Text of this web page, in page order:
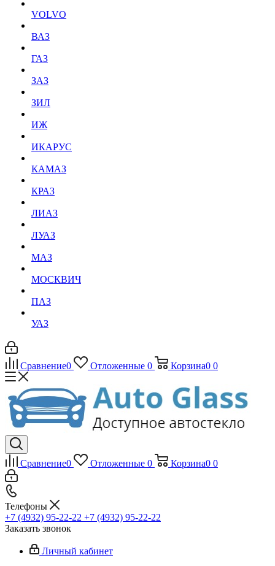
VOLVO
ВАЗ
ГАЗ
ЗАЗ
ЗИЛ
ИЖ
ИКАРУС
КАМАЗ
КРАЗ
ЛИАЗ
ЛУАЗ
МАЗ
МОСКВИЧ
ПАЗ
УАЗ
Сравнение0 Отложенные 0 Корзина0 0
Сравнение0 Отложенные 0 Корзина0 0
Телефоны
+7 (4932) 95-22-22 +7 (4932) 95-22-22
Заказать звонок
Личный кабинет